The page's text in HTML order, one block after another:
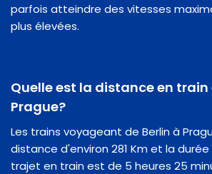
parfois atteindre des vitesses
plus élevées.
Quelle est la distance en train
Prague?
Les trains voyageant de Berlin à
distance d'environ 281 Km et la
trajet en train est de 5 heures 25